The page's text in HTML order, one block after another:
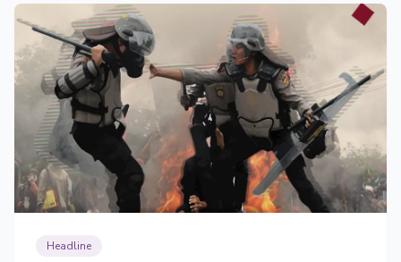
Headline